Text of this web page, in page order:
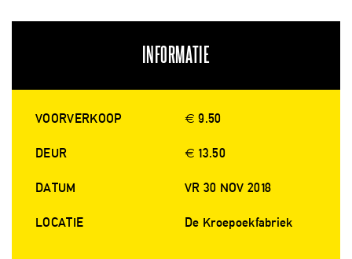
INFORMATIE
VOORVERKOOP € 9.50
DEUR € 13.50
DATUM VR 30 NOV 2018
LOCATIE De Kroepoekfabriek